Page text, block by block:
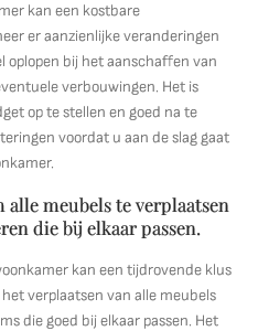
kan een kostbare
er aanzienlijke veranderingen
oplopen bij het aanschaffen van
verbouwingen. Het is
op te stellen en goed na te
voordat u aan de slag gaat
meubels te verplaatsen
die bij elkaar passen.
kan een tijdrovende klus
verplaatsen van alle meubels
die goed bij elkaar passen. Het